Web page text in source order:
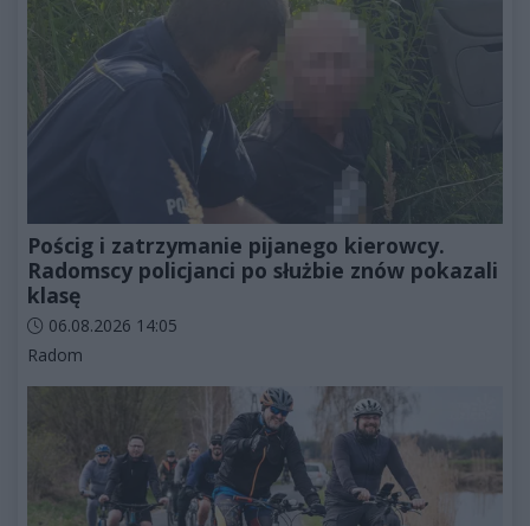
Pościg i zatrzymanie pijanego kierowcy.
Radomscy policjanci po służbie znów pokazali
klasę
Data dodania artykułu:
06.08.2026 14:05
Kategorie artykułu:
Radom